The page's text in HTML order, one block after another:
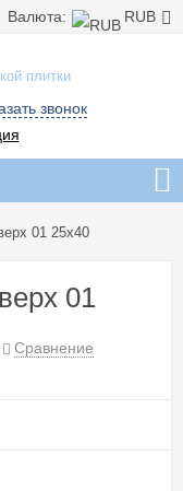
Валюта: RUB
плитки
звонок
01 25x40
01
Сравнение